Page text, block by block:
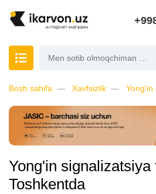
Bosh sahifa Xavfsizlik Yong'in
Yong'in signalizatsiya
Toshkentda